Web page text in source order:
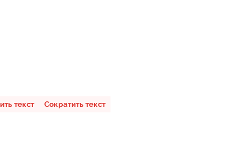
текст
Сократить текст